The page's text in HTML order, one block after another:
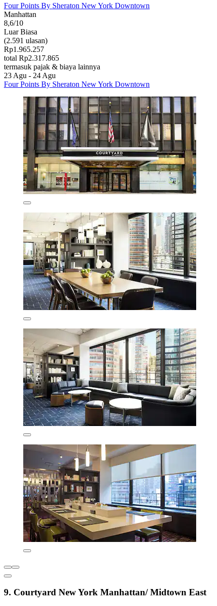
Four Points By Sheraton New York Downtown
Manhattan
8,6/10
Luar Biasa
(2.591 ulasan)
Rp1.965.257
total Rp2.317.865
termasuk pajak & biaya lainnya
23 Agu - 24 Agu
Four Points By Sheraton New York Downtown
9. Courtyard New York Manhattan/ Midtown East